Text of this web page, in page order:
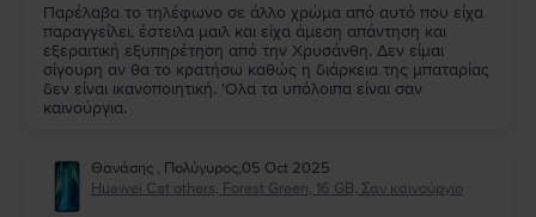
Παρέλαβα το τηλέφωνο σε άλλο χρώμα από αυτό που είχα
παραγγείλει, έστειλα μαιλ και είχα άμεση απάντηση και
εξεραιτική εξυπηρέτηση από την Χρυσάνθη. Δεν είμαι
σίγουρη αν θα το κρατήσω καθώς η διάρκεια της μπαταρίας
δεν είναι ικανοποιητική. 'Ολα τα υπόλοιπα είναι σαν
καινούργια.
Θανάσης , Πολύγυρος,05 Oct 2025
Huawei Cat others, Forest Green, 16 GB, Σαν καινούργιο